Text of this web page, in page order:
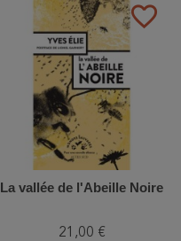
favorite_border
La vallée de l'Abeille Noire
21,00 €